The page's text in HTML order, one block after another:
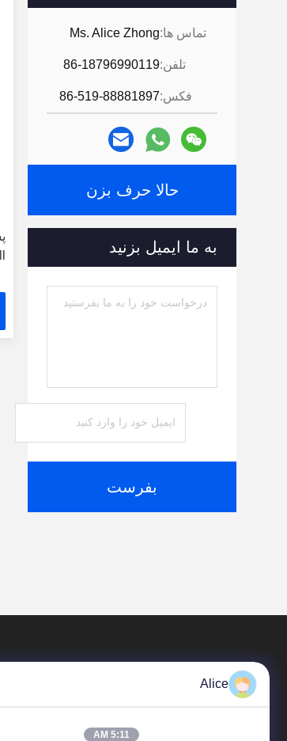
تماس ها:Ms. Alice Zhong
تلفن:86-18796990119
فکس:86-519-88881897
حالا حرف بزن
به ما ایمیل بزنید
بفرست
Alice
5:11 AM